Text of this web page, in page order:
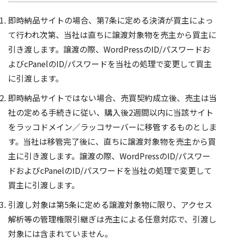
即時納品サイトの場合、第7条に定める決済が買主によっ
て行われ次第、当社は直ちに譲渡対象物を売主から買主に
引き渡します。譲渡の際、WordPressのID/パスワードお
よびcPanelのID/パスワードを当社の処理で変更して買主
に引渡します。
即時納品サイトではない場合、売買契約成立後、売主は当
社の定める手続きに従い、購入後2週間以内に当該サイト
をラッコドメイン／ラッコサーバーに移管するものとしま
す。当社は移管完了後に、直ちに譲渡対象物を売主から買
主に引き渡します。譲渡の際、WordPressのID/パスワー
ドおよびcPanelのID/パスワードを当社の処理で変更して
買主に引渡します。
引渡し対象は第5条に定める譲渡対象物に限り、アクセス
解析等の管理権限引継ぎは売主による任意対応で、引渡し
対象には含まれていません。